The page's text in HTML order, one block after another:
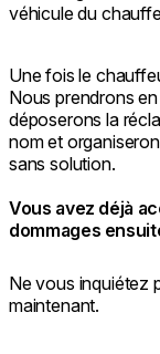
véhicule du
Une fois le
Nous prendrons
déposerons la
nom et
sans solution.
Vous avez déjà
dommages
Ne vous inquiétez
maintenant.